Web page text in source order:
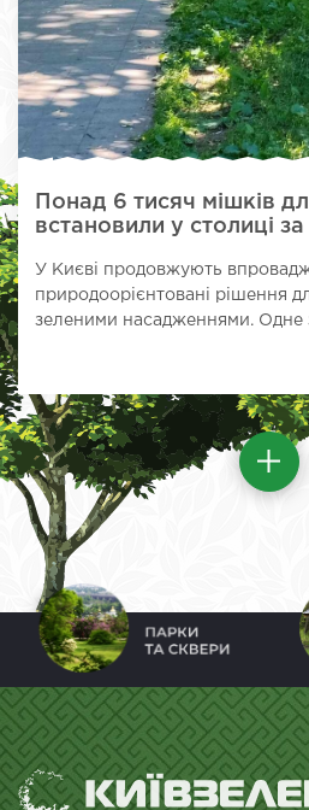
Понад 6 тисяч мішків
встановили у столиці
У Києві продовжують
природоорієнтовані рішення
зеленими насадженнями. Одне